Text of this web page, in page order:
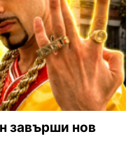
завърши нов